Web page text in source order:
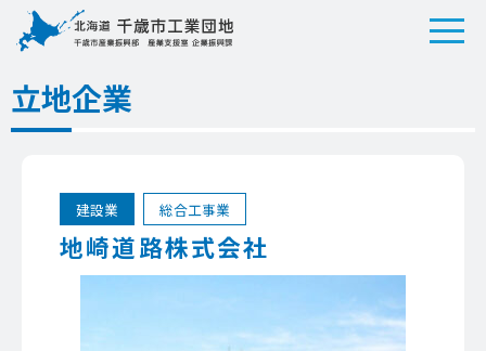
立地企業
建設業 総合工事業
地崎道路株式会社